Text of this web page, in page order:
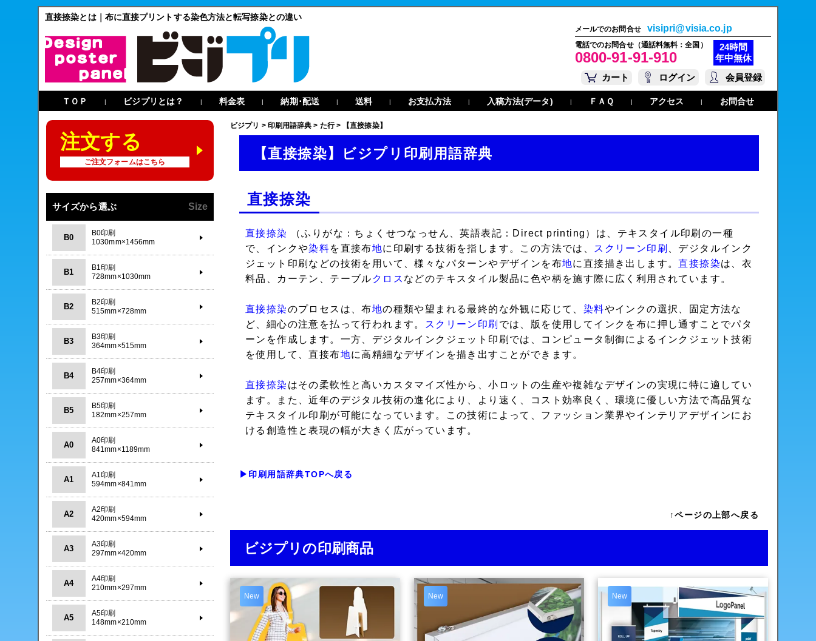
直接捺染とは｜布に直接プリントする染色方法と転写捺染との違い
メールでのお問合せ visipri@visia.co.jp
電話でのお問合せ（通話料無料：全国）
0800-91-91-910
24時間
年中無休
カート
ログイン 会員登録
ＴＯＰ | ビジプリとは？ | 料金表 | 納期･配送 | 送料 | お支払方法 | 入稿方法(データ) | ＦＡＱ | アクセス | お問合せ
ビジプリ > 印刷用語辞典 > た行> 【直接捺染】
【直接捺染】ビジプリ印刷用語辞典
直接捺染
直接捺染
（ふりがな：ちょくせつなっせん、英語表記：Direct printing）は、テキスタイル印刷の一種
で、インクや染料を直接布地に印刷する技術を指します。この方法では、 スクリーン印刷
、デジタルインク
ジェット印刷などの技術を用いて、様々なパターンやデザインを布地に直接描き出します。直接捺染は、衣
料品、カーテン、テーブル クロス などのテキスタイル製品に色や柄を施す際に広く利用されています。
直接捺染のプロセスは、布地の種類や望まれる最終的な外観に応じて、 染料やインクの選択、固定方法な
ど、細心の注意を払って行われます。
スクリーン印刷 では、版を使用してインクを布に押し通すことでパタ
ーンを作成します。一方、デジタルインクジェット印刷では、コンピュータ制御によるインクジェット技術
を使用して、直接布地に高精細なデザインを描き出すことができます。
直接捺染 はその柔軟性と高いカスタマイズ性から、小ロットの生産や複雑なデザインの実現に特に適してい
ます。また、近年のデジタル技術の進化により、より速く、コスト効率良く、環境に優しい方法で高品質な
テキスタイル印刷が可能になっています。この技術によって、ファッション業界やインテリアデザインにお
ける創造性と表現の幅が大きく広がっています。
▶印刷用語辞典TOPへ戻る
↑ページの上部へ戻る
ビジプリの印刷商品
New New New
注文する
ご注文フォームはこちら
サイズから選ぶ Size
B0
B0印刷
1030mm×1456mm
B1
B1印刷
728mm×1030mm
B2
B2印刷
515mm×728mm
B3
B3印刷
364mm×515mm
B4
B4印刷
257mm×364mm
B5
B5印刷
182mm×257mm
A0
A0印刷
841mm×1189mm
A1
A1印刷
594mm×841mm
A2
A2印刷
420mm×594mm
A3
A3印刷
297mm×420mm
A4
A4印刷
210mm×297mm
A5
A5印刷
148mm×210mm